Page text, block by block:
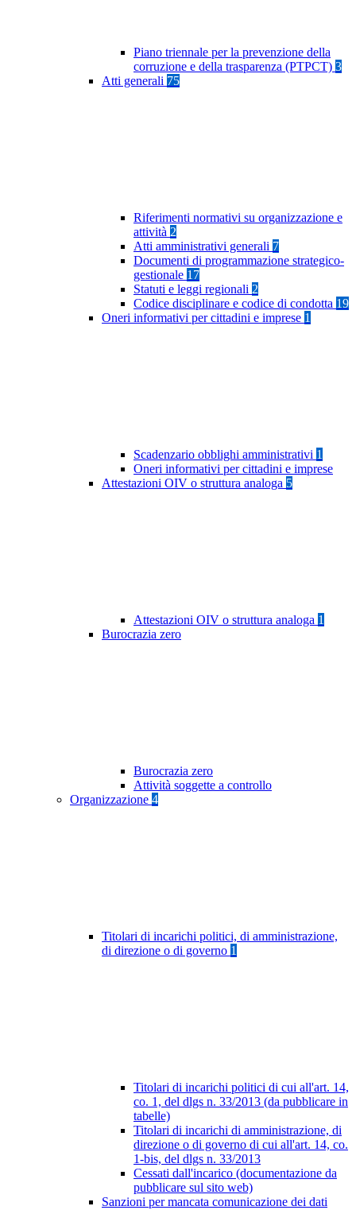
Piano triennale per la prevenzione della
corruzione e della trasparenza (PTPCT) 3
Atti generali 75
Riferimenti normativi su organizzazione e
attività 2
Atti amministrativi generali 7
Documenti di programmazione strategico-
gestionale 17
Statuti e leggi regionali 2
Codice disciplinare e codice di condotta 19
Oneri informativi per cittadini e imprese 1
Scadenzario obblighi amministrativi 1
Oneri informativi per cittadini e imprese
Attestazioni OIV o struttura analoga 5
Attestazioni OIV o struttura analoga 1
Burocrazia zero
Burocrazia zero
Attività soggette a controllo
Organizzazione 4
Titolari di incarichi politici, di amministrazione,
di direzione o di governo 1
Titolari di incarichi politici di cui all'art. 14,
co. 1, del dlgs n. 33/2013 (da pubblicare in
tabelle)
Titolari di incarichi di amministrazione, di
direzione o di governo di cui all'art. 14, co.
1-bis, del dlgs n. 33/2013
Cessati dall'incarico (documentazione da
pubblicare sul sito web)
Sanzioni per mancata comunicazione dei dati